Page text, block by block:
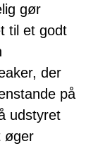
gør
til et godt
der
på
udstyret
øger